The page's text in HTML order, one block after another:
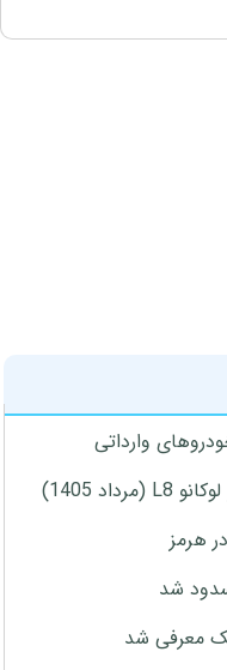
وارداتی
هرمز
شد
معرفی شد